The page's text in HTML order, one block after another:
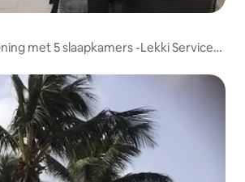
met 5 slaapkamers -Lekki Serviced